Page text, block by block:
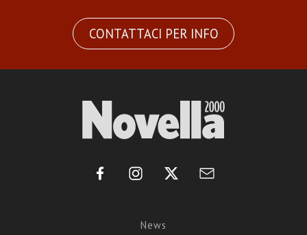
CONTATTACI PER INFO
News